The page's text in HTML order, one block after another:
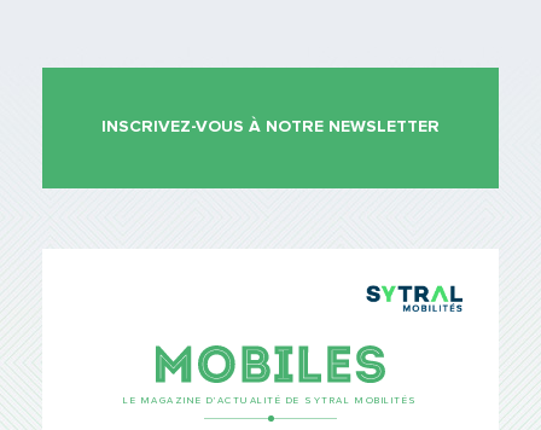
INSCRIVEZ-VOUS À NOTRE NEWSLETTER
LE MAGAZINE D’ACTUALITÉ DE SYTRAL MOBILITÉS